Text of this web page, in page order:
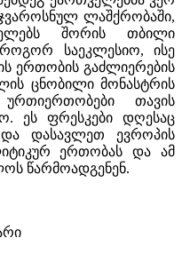
ლაშქრობაში,
შორის თბილი
საეკლესიო, ისე
ერთობის გაძლიერების
ცნობილი მონასტრის
თავის
ეს ფრესკები დღესაც
და დასავლეთ ევროპის
ერთობას და ამ
წარმოადგენენ.